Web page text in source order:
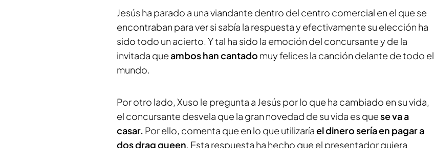
Jesús ha parado a una viandante dentro del centro comercial en el que se
encontraban para ver si sabía la respuesta y efectivamente su elección ha
sido todo un acierto. Y tal ha sido la emoción del concursante y de la
invitada queambos han cantado muy felices la canción delante de todo el
mundo.
Por otro lado, Xuso le pregunta a Jesús por lo que ha cambiado en su vida,
el concursante desvela que la gran novedad de su vida es quese va a
casar. Por ello, comenta que en lo que utilizaríael dinero sería en pagar a
dos drag queen. Esta respuesta ha hecho que el presentador quiera